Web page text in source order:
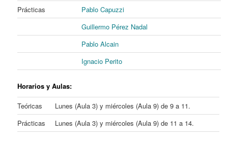
Prácticas
Pablo Capuzzi
Guillermo Pérez Nadal
Pablo Alcain
Ignacio Perito
Horarios y Aulas:
Teóricas
Lunes (Aula 3) y miércoles (Aula 9) de 9 a 11.
Prácticas
Lunes (Aula 3) y miércoles (Aula 9) de 11 a 14.